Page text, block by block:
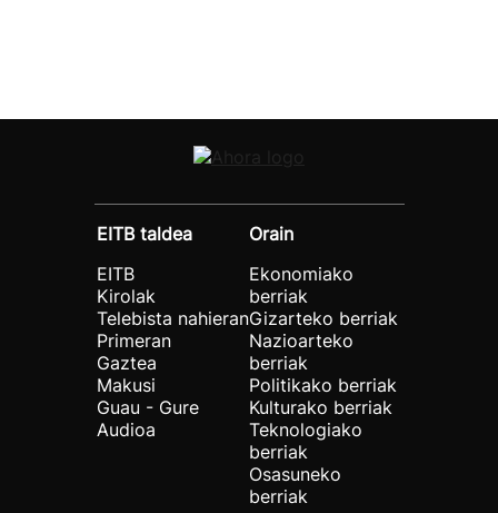
EITB taldea
EITB
Kirolak
Telebista nahieran
Primeran
Gaztea
Makusi
Guau - Gure
Audioa
Orain
Ekonomiako
berriak
Gizarteko berriak
Nazioarteko
berriak
Politikako berriak
Kulturako berriak
Teknologiako
berriak
Osasuneko
berriak